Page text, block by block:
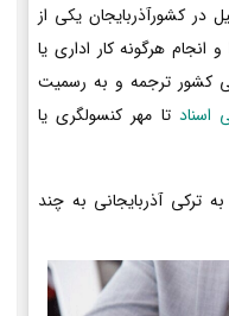
در کشورآذربایجان یکی از
هرگونه کار اداری یا
کشور ترجمه و به رسمیت
اسناد تا مهر کنسولگری یا
ترکی آذربایجانی به چند